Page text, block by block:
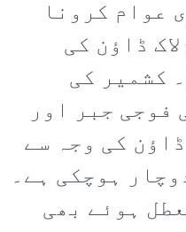
عوام کرونا
ڈاؤن کی
کشمیر کی
فوجی جبر اور
کی وجہ سے
ہوچکی ہے۔
ہوئے بھی